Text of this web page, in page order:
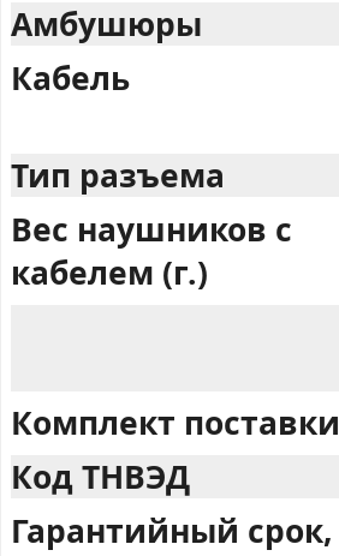
Амбушюры
Кабель
Тип разъема
Вес наушников с
кабелем (г.)
Комплект поставки
Код ТНВЭД
Гарантийный срок,